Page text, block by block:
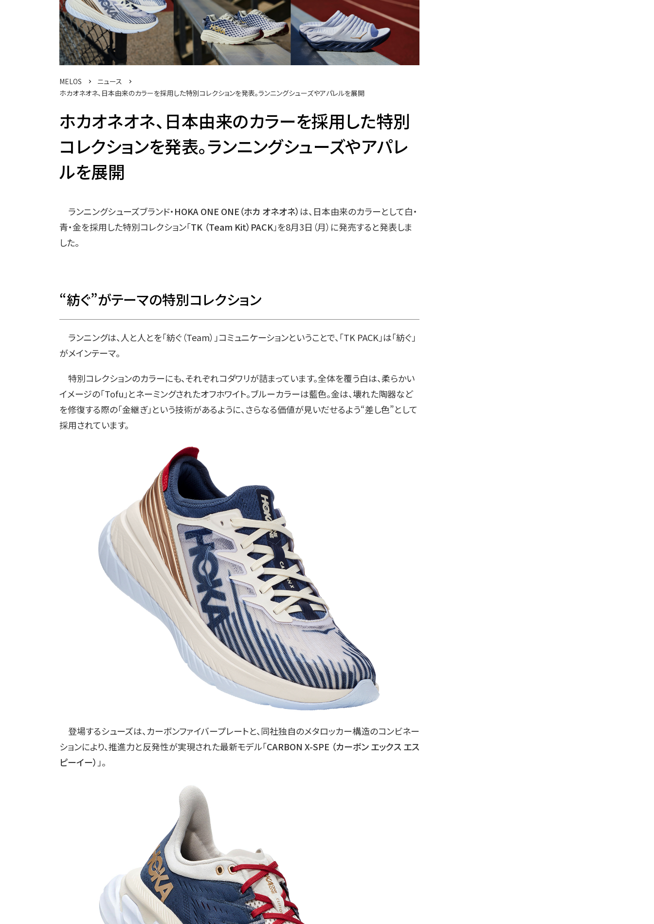
MELOS
ニュース
ホカオネオネ、日本由来のカラーを採用した特別コレクションを発表。ランニングシューズやアパレルを展開
ホカオネオネ、日本由来のカラーを採用した特別
コレクションを発表。ランニングシューズやアパレ
ルを展開
ランニングシューズブランド・HOKA ONE ONE（ホカ オネオネ） は、日本由来のカラーとして白・
青・金を採用した特別コレクション「TK （Team Kit）PACK」を8月3日（月）に発売すると発表しま
した。
“紡ぐ”がテーマの特別コレクション
ランニングは、人と人とを「紡ぐ（Team）」コミュニケーションということで、「TK PACK」は「紡ぐ」
がメインテーマ。
特別コレクションのカラーにも、それぞれコダワリが詰まっています。全体を覆う白は、柔らかい
イメージの「Tofu」とネーミングされたオフホワイト。ブルーカラーは藍色。金は、壊れた陶器など
を修復する際の「金継ぎ」という技術があるように、さらなる価値が見いだせるよう“差し色”として
採用されています。
登場するシューズは、カーボンファイバープレートと、同社独自のメタロッカー構造のコンビネー
ションにより、推進力と反発性が実現された最新モデル「CARBON X-SPE （カーボン エックス エス
ピーイー） 」。